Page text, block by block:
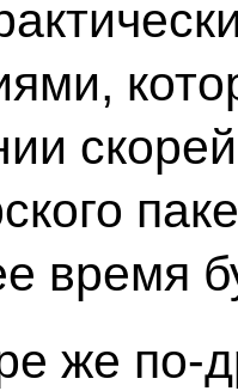
время
же